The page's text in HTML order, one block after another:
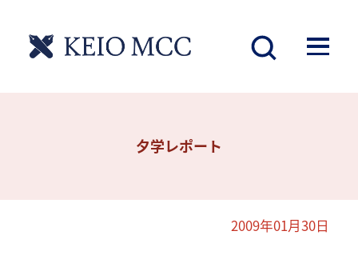
夕学レポート
2009年01月30日